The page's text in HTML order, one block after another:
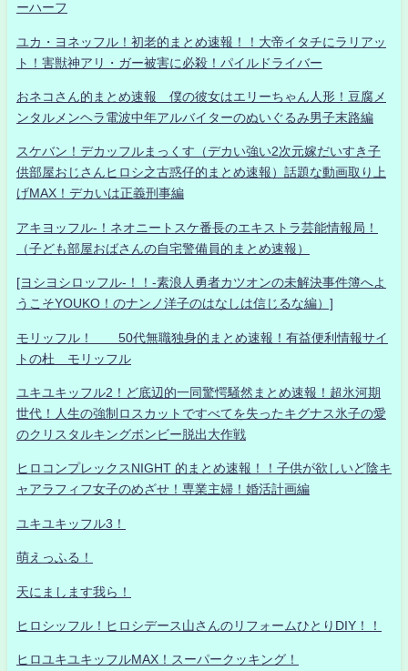
ーハーフ
ユカ・ヨネッフル！初老的まとめ速報！！大帝イタチにラリアッ
ト！害獣神アリ・ガー被害に必殺！パイルドライバー
おネコさん的まとめ速報 僕の彼女はエリーちゃん人形！豆腐メ
ンタルメンヘラ電波中年アルバイターのぬいぐるみ男子末路編
スケバン！デカッフルまっくす（デカい強い2次元嫁だいすき子
供部屋おじさんヒロシ之古惑仔的まとめ速報）話題な動画取り上
げMAX！デカいは正義刑事編
アキヨッフル-！ネオニートスケ番長のエキストラ芸能情報局！
（子ども部屋おばさんの自宅警備員的まとめ速報）
[ヨシヨシロッフル-！！-素浪人勇者カツオンの未解決事件簿へよ
うこそYOUKO！のナンノ洋子のはなしは信じるな編）]
モリッフル！ 50代無職独身的まとめ速報！有益便利情報サイ
トの杜 モリッフル
ユキユキッフル2！ど底辺的一同驚愕騒然まとめ速報！超氷河期
世代！人生の強制ロスカットですべてを失ったキグナス氷子の愛
のクリスタルキングボンビー脱出大作戦
ヒロコンプレックスNIGHT 的まとめ速報！！子供が欲しいど陰キ
ャアラフィフ女子のめざせ！専業主婦！婚活計画編
ユキユキッフル3！
萌えっふる！
天にまします我ら！
ヒロシッフル！ヒロシデース山さんのリフォームひとりDIY！！
ヒロユキユキッフルMAX！スーパークッキング！